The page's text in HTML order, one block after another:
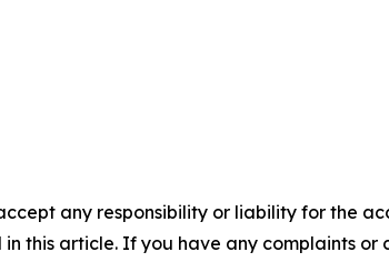
any responsibility or liability for the
this article. If you have any complaints or